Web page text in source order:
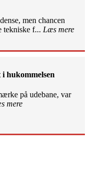
men chancen
tekniske f... Læs mere
hukommelsen
på udebane, var
mere